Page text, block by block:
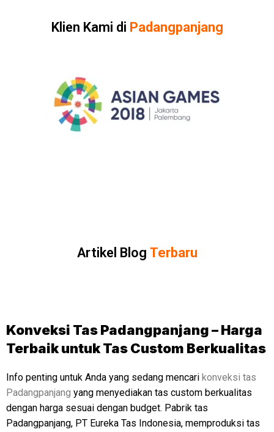
Klien Kami di Padangpanjang
Artikel Blog Terbaru
Konveksi Tas Padangpanjang – Harga
Terbaik untuk Tas Custom Berkualitas
Info penting untuk Anda yang sedang mencari konveksi tas
Padangpanjang yang menyediakan tas custom berkualitas
dengan harga sesuai dengan budget. Pabrik tas
Padangpanjang, PT Eureka Tas Indonesia, memproduksi tas